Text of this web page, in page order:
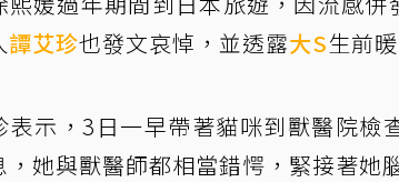
譚艾珍也發文哀悼，並透露大S生前
表示，3日一早帶著貓咪到獸醫院檢
，她與獸醫師都相當錯愕，緊接著她